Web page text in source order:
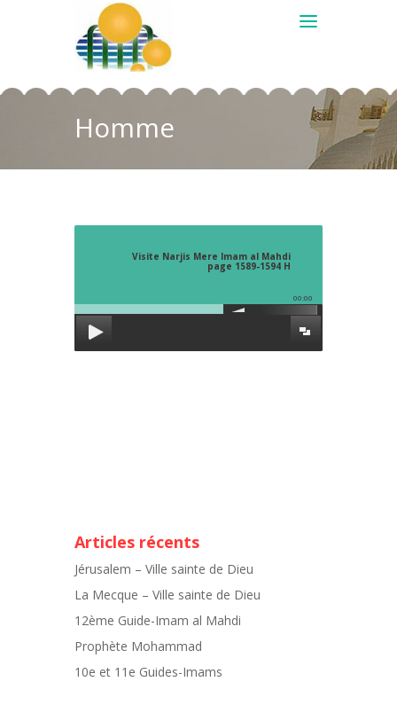
Homme
Visite Narjis Mere Imam al Mahdi
page 1589-1594 H
00:00
Articles récents
Jérusalem – Ville sainte de Dieu
La Mecque – Ville sainte de Dieu
12ème Guide-Imam al Mahdi
Prophète Mohammad
10e et 11e Guides-Imams